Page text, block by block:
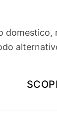
domestico,